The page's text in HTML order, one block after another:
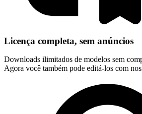
Licença completa, sem anúncios
Downloads ilimitados de modelos sem
Agora você também pode editá-los com